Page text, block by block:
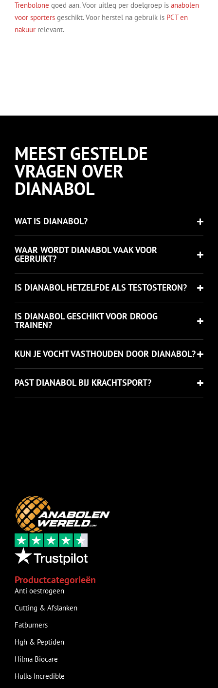
Trenbolone goed aan. Voor uitleg per doelgroep is anabolen
voor sporters geschikt. Voor herstel na gebruik is PCT en
nakuur relevant.
MEEST GESTELDE
VRAGEN OVER
DIANABOL
WAT IS DIANABOL?
WAAR WORDT DIANABOL VAAK VOOR
GEBRUIKT?
IS DIANABOL HETZELFDE ALS TESTOSTERON?
IS DIANABOL GESCHIKT VOOR DROOG
TRAINEN?
KUN JE VOCHT VASTHOUDEN DOOR DIANABOL?
PAST DIANABOL BIJ KRACHTSPORT?
Productcategorieën
Anti oestrogeen
Cutting & Afslanken
Fatburners
Hgh & Peptiden
Hilma Biocare
Hulks Incredible